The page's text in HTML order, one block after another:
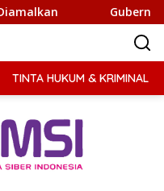
Gubernur Bobby Nasution
TINTA HUKUM & KRIMINAL